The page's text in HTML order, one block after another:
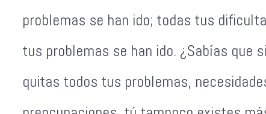
problemas se han ido; todas tus
tus problemas se han ido. ¿Sabías que
quitas todos tus problemas,